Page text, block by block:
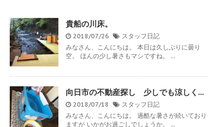
貴船の川床。
2018/07/26
スタッフ日記
みなさん、こんにちは。 本日は久しぶりに曇り
空。 ほんの少し暑さもマシですね。 ...
向日市の不動産探し 少しでも涼しく…
2018/07/18
スタッフ日記
みなさん、こんにちは。 過酷な暑さが続いており
ますが いかがお過ごしでしょうか。 ...